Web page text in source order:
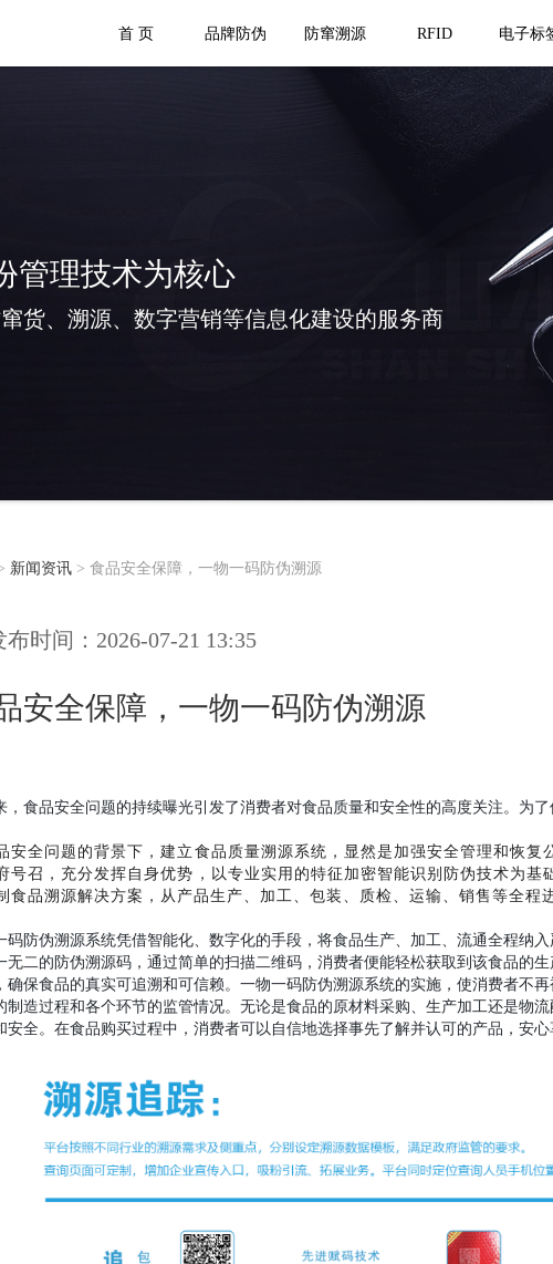
首 页
品牌防伪 防窜溯源 RFID 电子标
管理技术为核心
货、溯源、数字营销等信息化建设的服务商
新闻资讯 > 食品安全保障，一物一码防伪溯源
布时间：2026-07-21 13:35
安全保障，一物一码防伪溯源
，食品安全问题的持续曝光引发了消费者对食品质量和安全性的高度关注。为
安全问题的背景下，建立食品质量溯源系统，显然是加强安全管理和恢复
号召，充分发挥自身优势，以专业实用的特征加密智能识别防伪技术为
食品溯源解决方案，从产品生产、加工、包装、质检、运输、销售等全程
码防伪溯源系统凭借智能化、数字化的手段，将食品生产、加工、流通全程纳
无二的防伪溯源码，通过简单的扫描二维码，消费者便能轻松获取到该食品的
确保食品的真实可追溯和可信赖。一物一码防伪溯源系统的实施，使消费者不
制造过程和各个环节的监管情况。无论是食品的原材料采购、生产加工还是物
安全。在食品购买过程中，消费者可以自信地选择事先了解并认可的产品，安心